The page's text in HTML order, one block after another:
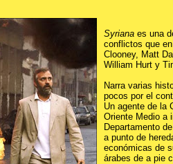
Syriana es una
conflictos que
Clooney, Matt
William Hurt y
Narra varias
pocos por el
Un agente de la
Oriente Medio a
Departamento
a punto de
económicas de
árabes de a pie